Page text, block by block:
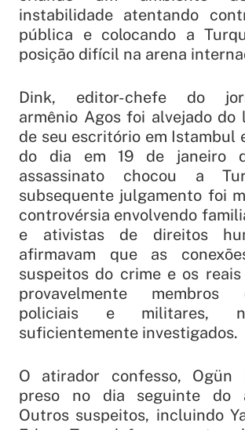
instabilidade atentando
pública e colocando a
posição difícil na arena
Dink, editor-chefe do
armênio Agosfoi alvejado do
de seu escritório em Istambul
do dia em 19 de janeiro
assassinato chocou a
subsequente julgamento foi
controvérsia envolvendo
e ativistas de direitos
afirmavam que as
suspeitos do crime e os reais
provavelmente
policiais e militares,
suficientemente investigados.
O atirador confesso, Ogün
preso no dia seguinte do
Outros suspeitos, incluindo